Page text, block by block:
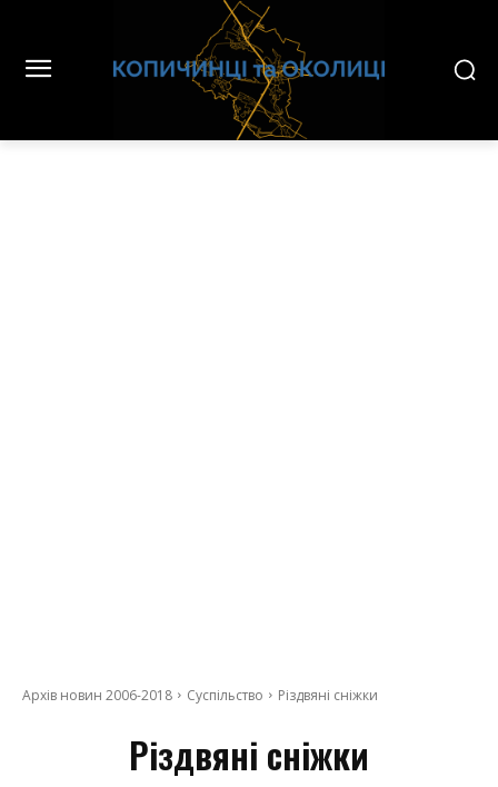
Архів новин 2006-2018 Суспільство Різдвяні сніжки
Різдвяні сніжки